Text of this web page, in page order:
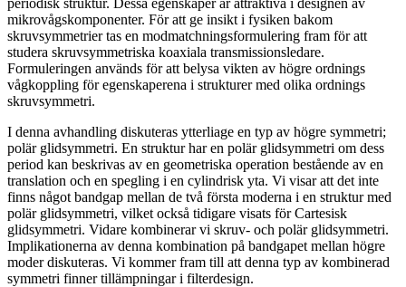
mikrovågskomponenter. För att ge insikt i fysiken bakom
skruvsymmetrier tas en modmatchningsformulering fram för att
studera skruvsymmetriska koaxiala transmissionsledare.
Formuleringen används för att belysa vikten av högre ordnings
vågkoppling för egenskaperena i strukturer med olika ordnings
skruvsymmetri.
I denna avhandling diskuteras ytterliage en typ av högre symmetri;
polär glidsymmetri. En struktur har en polär glidsymmetri om dess
period kan beskrivas av en geometriska operation bestående av en
translation och en spegling i en cylindrisk yta. Vi visar att det inte
finns något bandgap mellan de två första moderna i en struktur med
polär glidsymmetri, vilket också tidigare visats för Cartesisk
glidsymmetri. Vidare kombinerar vi skruv- och polär glidsymmetri.
Implikationerna av denna kombination på bandgapet mellan högre
moder diskuteras. Vi kommer fram till att denna typ av kombinerad
symmetri finner tillämpningar i filterdesign.